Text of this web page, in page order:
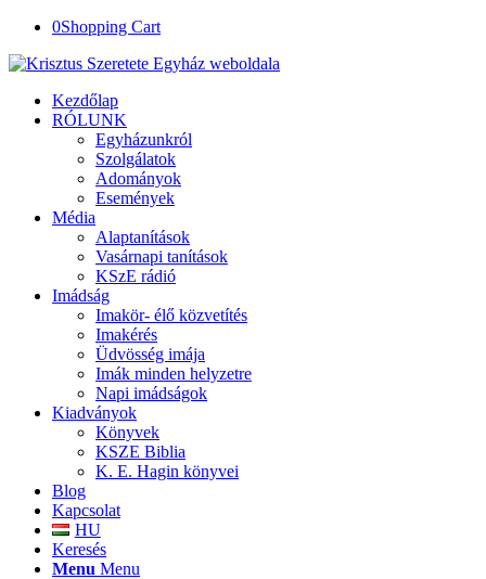
0Shopping Cart
Kezdőlap
RÓLUNK
Egyházunkról
Szolgálatok
Adományok
Események
Média
Alaptanítások
Vasárnapi tanítások
KSzE rádió
Imádság
Imakör- élő közvetítés
Imakérés
Üdvösség imája
Imák minden helyzetre
Napi imádságok
Kiadványok
Könyvek
KSZE Biblia
K. E. Hagin könyvei
Blog
Kapcsolat
HU
Keresés
Menu Menu